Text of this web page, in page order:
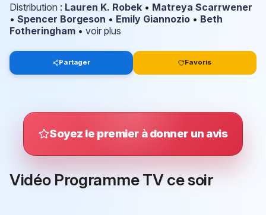
Distribution : Lauren K. Robek • Matreya Scarrwener
• Spencer Borgeson • Emily Giannozio • Beth
Fotheringham • voir plus
Partager Favoris
Soyez le premier à donner un avis
Vidéo Programme TV ce soir